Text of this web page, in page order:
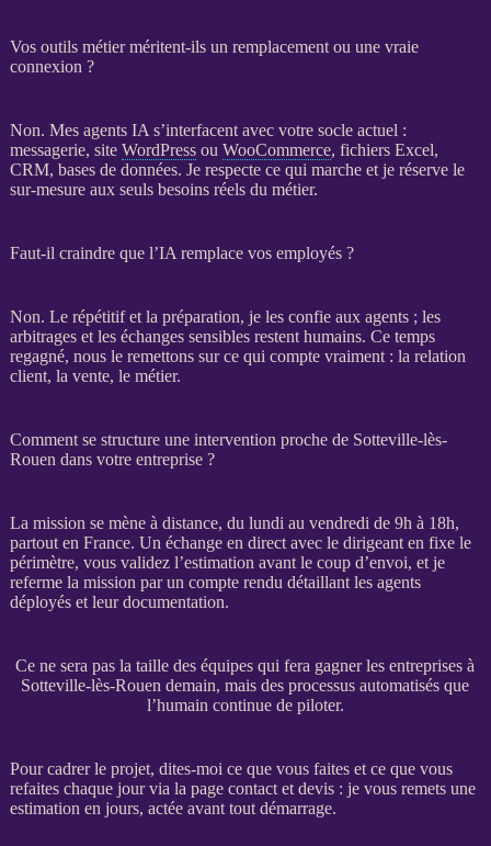
Vos outils métier méritent-ils un remplacement ou une vraie
connexion ?
Non. Mes agents IA s’interfacent avec votre socle actuel :
messagerie, site WordPressou WooCommerce, fichiers Excel,
CRM, bases de données. Je respecte ce qui marche et je réserve le
sur-mesure aux seuls besoins réels du métier.
Faut-il craindre que l’IA remplace vos employés ?
Non. Le répétitif et la préparation, je les confie aux agents; les
arbitrages et les échanges sensibles restent humains. Ce temps
regagné, nous le remettons sur ce qui compte vraiment : la relation
client, la vente, le métier.
Comment se structure une intervention proche de Sotteville-lès-
Rouen dans votre entreprise ?
La mission se mène à distance, du lundi au vendredi de 9h à 18h,
partout en France. Un échange en direct avec le dirigeant en fixe le
périmètre, vous validez l’estimation avant le coup d’envoi, et je
referme la mission par un compte rendu détaillant les agents
déployés et leur documentation.
Ce ne sera pas la taille des équipes qui fera gagner les entreprises à
Sotteville-lès-Rouen demain, mais des processus automatisés que
l’humain continue de piloter.
Pourcadrerle projet, dites-moi ce que vous faites et ce que vous
refaites chaque jour via la page contact et devis: je vous remets une
estimation en jours, actée avant tout démarrage.